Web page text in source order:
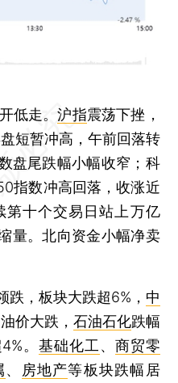
低走。沪指震荡下挫，
短暂冲高，午前回落转
盘尾跌幅小幅收窄；科
指数冲高回落，收涨近
第十个交易日站上万亿
量。北向资金小幅净卖
跌，板块大跌超6%， 中
价大跌， 石油石化跌幅
。基础化工、 商贸零
、 房地产等板块跌幅居